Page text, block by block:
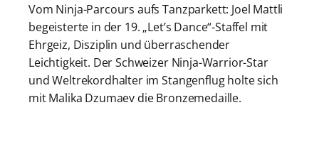
Vom Ninja-Parcours aufs Tanzparkett: Joel Mattli
begeisterte in der 19. „Let’s Dance“-Staffel mit
Ehrgeiz, Disziplin und überraschender
Leichtigkeit. Der Schweizer Ninja-Warrior-Star
und Weltrekordhalter im Stangenflug holte sich
mit Malika Dzumaev die Bronzemedaille.